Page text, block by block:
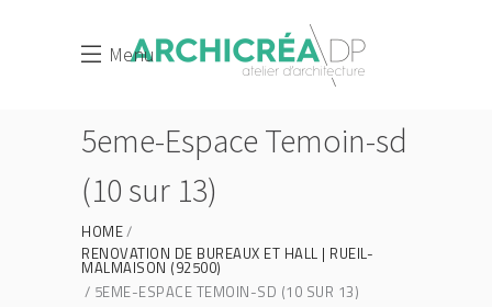
Menu
5eme-Espace Temoin-sd
(10 sur 13)
HOME
RENOVATION DE BUREAUX ET HALL | RUEIL-
MALMAISON (92500)
5EME-ESPACE TEMOIN-SD (10 SUR 13)